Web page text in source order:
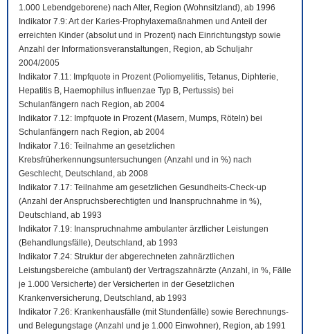
1.000 Lebendgeborene) nach Alter, Region (Wohnsitzland), ab 1996
Indikator 7.9: Art der Karies-Prophylaxemaßnahmen und Anteil der
erreichten Kinder (absolut und in Prozent) nach Einrichtungstyp sowie
Anzahl der Informationsveranstaltungen, Region, ab Schuljahr
2004/2005
Indikator 7.11: Impfquote in Prozent (Poliomyelitis, Tetanus, Diphterie,
Hepatitis B, Haemophilus influenzae Typ B, Pertussis) bei
Schulanfängern nach Region, ab 2004
Indikator 7.12: Impfquote in Prozent (Masern, Mumps, Röteln) bei
Schulanfängern nach Region, ab 2004
Indikator 7.16: Teilnahme an gesetzlichen
Krebsfrüherkennungsuntersuchungen (Anzahl und in %) nach
Geschlecht, Deutschland, ab 2008
Indikator 7.17: Teilnahme am gesetzlichen Gesundheits-Check-up
(Anzahl der Anspruchsberechtigten und Inanspruchnahme in %),
Deutschland, ab 1993
Indikator 7.19: Inanspruchnahme ambulanter ärztlicher Leistungen
(Behandlungsfälle), Deutschland, ab 1993
Indikator 7.24: Struktur der abgerechneten zahnärztlichen
Leistungsbereiche (ambulant) der Vertragszahnärzte (Anzahl, in %, Fälle
je 1.000 Versicherte) der Versicherten in der Gesetzlichen
Krankenversicherung, Deutschland, ab 1993
Indikator 7.26: Krankenhausfälle (mit Stundenfälle) sowie Berechnungs-
und Belegungstage (Anzahl und je 1.000 Einwohner), Region, ab 1991